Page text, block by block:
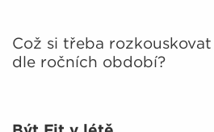
Což si třeba
dle ročních období?